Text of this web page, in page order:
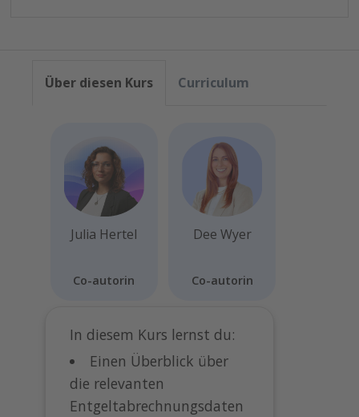
Über diesen Kurs
Julia Hertel
Co-autorin
Dee Wyer
Co-autorin
In diesem Kurs lernst du:
Einen Überblick über
die relevanten
Entgeltabrechnungsdaten
Curriculum